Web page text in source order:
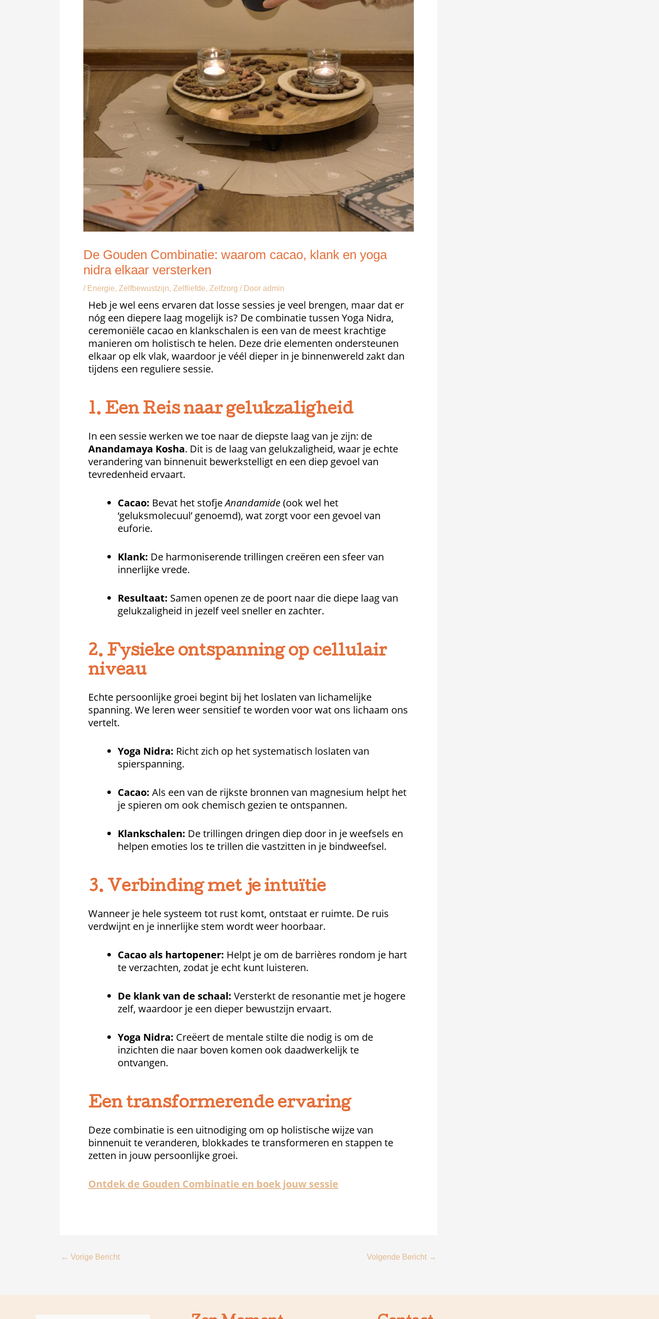
De Gouden Combinatie: waarom cacao, klank en yoga
nidra elkaar versterken
/ Energie, Zelfbewustzijn, Zelfliefde, Zelfzorg / Door admin
Heb je wel eens ervaren dat losse sessies je veel brengen, maar dat er
nóg een diepere laag mogelijk is? De combinatie tussen Yoga Nidra,
ceremoniële cacao en klankschalen is een van de meest krachtige
manieren om holistisch te helen. Deze drie elementen ondersteunen
elkaar op elk vlak, waardoor je véél dieper in je binnenwereld zakt dan
tijdens een reguliere sessie.
1. Een Reis naar gelukzaligheid
In een sessie werken we toe naar de diepste laag van je zijn: de
Anandamaya Kosha. Dit is de laag van gelukzaligheid, waar je echte
verandering van binnenuit bewerkstelligt en een diep gevoel van
tevredenheid ervaart.
Cacao: Bevat het stofjeAnandamide(ook wel het
‘geluksmolecuul’ genoemd), wat zorgt voor een gevoel van
euforie.
Klank: De harmoniserende trillingen creëren een sfeer van
innerlijke vrede.
Resultaat: Samen openen ze de poort naar die diepe laag van
gelukzaligheid in jezelf veel sneller en zachter.
2. Fysieke ontspanning op cellulair
niveau
Echte persoonlijke groei begint bij het loslaten van lichamelijke
spanning. We leren weer sensitief te worden voor wat ons lichaam ons
vertelt.
Yoga Nidra: Richt zich op het systematisch loslaten van
spierspanning.
Cacao: Als een van de rijkste bronnen van magnesium helpt het
je spieren om ook chemisch gezien te ontspannen.
Klankschalen: De trillingen dringen diep door in je weefsels en
helpen emoties los te trillen die vastzitten in je bindweefsel.
3. Verbinding met je intuïtie
Wanneer je hele systeem tot rust komt, ontstaat er ruimte. De ruis
verdwijnt en je innerlijke stem wordt weer hoorbaar.
Cacao als hartopener: Helpt je om de barrières rondom je hart
te verzachten, zodat je echt kunt luisteren.
De klank van de schaal: Versterkt de resonantie met je hogere
zelf, waardoor je een dieper bewustzijn ervaart.
Yoga Nidra: Creëert de mentale stilte die nodig is om de
inzichten die naar boven komen ook daadwerkelijk te
ontvangen.
Een transformerende ervaring
Deze combinatie is een uitnodiging om op holistische wijze van
binnenuit te veranderen, blokkades te transformeren en stappen te
zetten in jouw persoonlijke groei.
Ontdek de Gouden Combinatie en boek jouw sessie
← Vorige Bericht Volgende Bericht →